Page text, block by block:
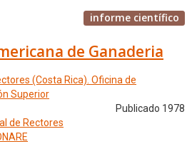
informe científico
de Ganaderia
(Costa Rica). Oficina de
Superior
Publicado 1978
de Rectores